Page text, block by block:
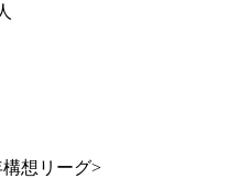
想リーグ>